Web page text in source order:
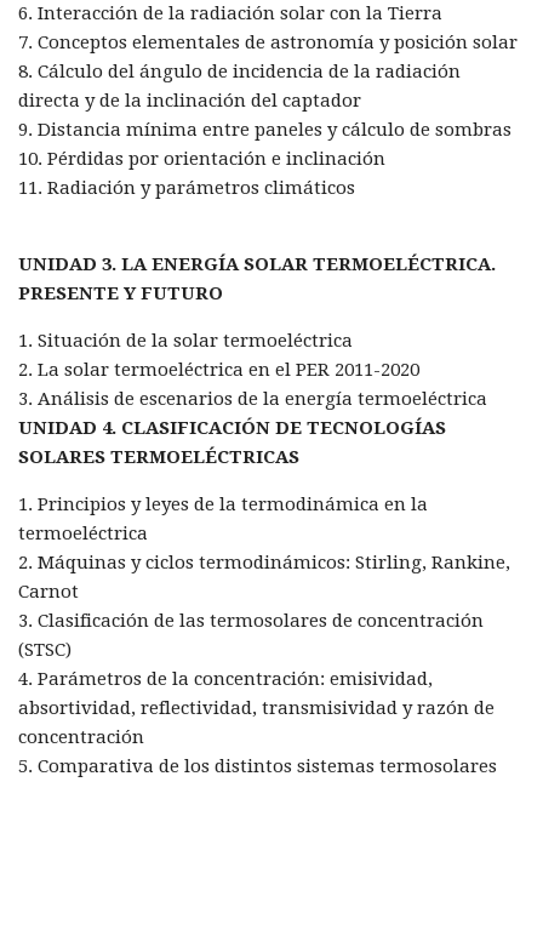
6. Interacción de la radiación solar con la Tierra
7. Conceptos elementales de astronomía y posición solar
8. Cálculo del ángulo de incidencia de la radiación
directa y de la inclinación del captador
9. Distancia mínima entre paneles y cálculo de sombras
10. Pérdidas por orientación e inclinación
11. Radiación y parámetros climáticos
UNIDAD 3. LA ENERGÍA SOLAR TERMOELÉCTRICA.
PRESENTE Y FUTURO
1. Situación de la solar termoeléctrica
2. La solar termoeléctrica en el PER 2011-2020
3. Análisis de escenarios de la energía termoeléctrica
UNIDAD 4. CLASIFICACIÓN DE TECNOLOGÍAS
SOLARES TERMOELÉCTRICAS
1. Principios y leyes de la termodinámica en la
termoeléctrica
2. Máquinas y ciclos termodinámicos: Stirling, Rankine,
Carnot
3. Clasificación de las termosolares de concentración
(STSC)
4. Parámetros de la concentración: emisividad,
absortividad, reflectividad, transmisividad y razón de
concentración
5. Comparativa de los distintos sistemas termosolares